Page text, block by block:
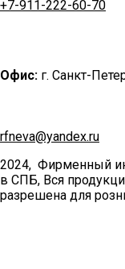
+7-911-222-60-70
Офис: г. Санкт-
rfneva@yandex.ru
2024, Фирменный
в СПБ, Вся
разрешена для